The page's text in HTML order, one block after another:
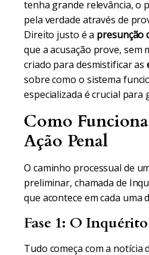
tenha grande relevância, o
pela verdade através de
Direito justo é a presunção
que a acusação prove,
criado para desmistificar as
sobre como o sistema
especializada é crucial para
Como
Ação Penal
O caminho processual de
preliminar, chamada de
que acontece em cada uma
Fase 1: O
Tudo começa com a